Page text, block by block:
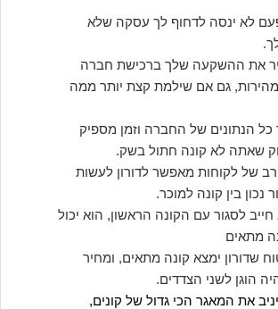
פעם לא ינסה לדחוף לך עסקה שלא
את ההשקעה שלך ברכישת חברה
גם אם שילמת קצת יותר ממה
כל הנתונים של החברה וזמן מספיק
שאתה לא קונה חתול בשק.
של לקוחות מאפשר לדורון לעשות
נכון בין קונה למוכר.
לסגור עם הקונה הראשון, הוא יכול
מתאים
שדורון ימצא קונה מתאים, ומחיר
הוגן לשני הצדדים.
יניב את המאגר הכי גדול של קונים,